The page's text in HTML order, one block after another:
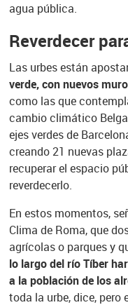
agua pública.
Reverdecer
Las urbes están
verde, con nuevos
como las que
cambio climático
ejes verdes de
creando 21 nuevas
recuperar el espacio
reverdecerlo.
En estos momentos,
Clima de Roma, que
agrícolas o parques y
lo largo del río Tíber
a la población de los
toda la urbe, dice, pero